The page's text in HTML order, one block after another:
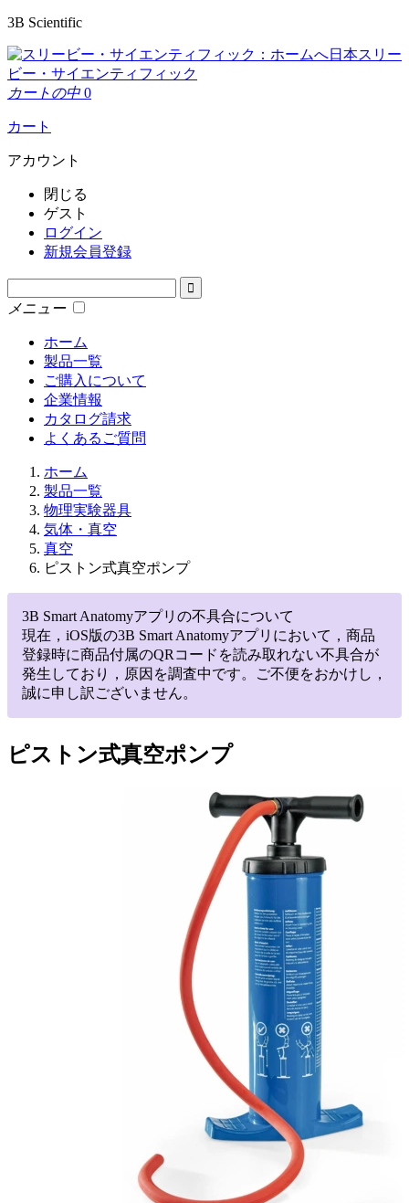
3B Scientific
日本スリー
ビー・サイエンティフィック
カートの中 0
カート
アカウント
閉じる
ゲスト
ログイン
新規会員登録
メニュー
ホーム
製品一覧
ご購入について
企業情報
カタログ請求
よくあるご質問
ホーム
製品一覧
物理実験器具
気体・真空
真空
ピストン式真空ポンプ
3B Smart Anatomyアプリの不具合について
現在，iOS版の3B Smart Anatomyアプリにおいて，商品
登録時に商品付属のQRコードを読み取れない不具合が
発生しており，原因を調査中です。ご不便をおかけし，
誠に申し訳ございません。
ピストン式真空ポンプ